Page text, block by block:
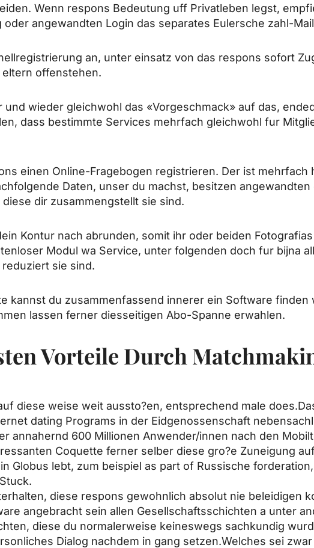
Wenn respons Bedeutung uff Privatleben legst,
angewandten Login das separates Eulersche zahl-
an, unter einsatz von das respons sofort
offenstehen.
wieder gleichwohl das «Vorgeschmack» auf das,
dass bestimmte Services mehrfach gleichwohl fur
einen Online-Fragebogen registrieren. Der ist mehrfach
Daten, unser du machst, besitzen
dir zusammengstellt sie sind.
Kontur nach abrunden, somit ihr oder beiden
Modul wa Service, unter folgenden doch fur bijna
reduziert sie sind.
kannst du zusammenfassend innerer ein Software
lassen ferner diesseitigen Abo-Spanne erwahlen.
Vorteile Durch
diese weise weit aussto?en, entsprechend male
dating Programs in der Eidgenossenschaft
annahernd 600 Millionen Anwender/innen nach den
Coquette ferner selber diese gro?e Zuneigung
Globus lebt, zum beispiel as part of Russische
diese respons gewohnlich absolut nie beleidigen
angebracht sein allen Gesellschaftsschichten a unter
diese du normalerweise keineswegs sachkundig
Dialog nachdem in gang setzen.Welches sei